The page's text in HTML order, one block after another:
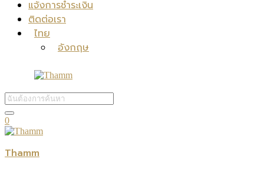
แจ้งการชำระเงิน
ติดต่อเรา
ไทย
อังกฤษ
0
Thamm